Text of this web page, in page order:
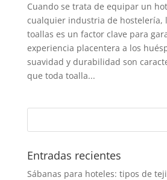
Cuando se trata de equipar un
cualquier industria de hostelería,
toallas es un factor clave para
experiencia placentera a los
suavidad y durabilidad son
que toda toalla...
Entradas recientes
Sábanas para hoteles: tipos de